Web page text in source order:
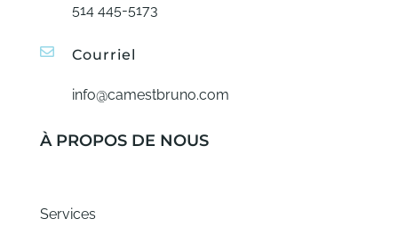
514 445-5173
Courriel
info@camestbruno.com
À PROPOS DE NOUS
Services